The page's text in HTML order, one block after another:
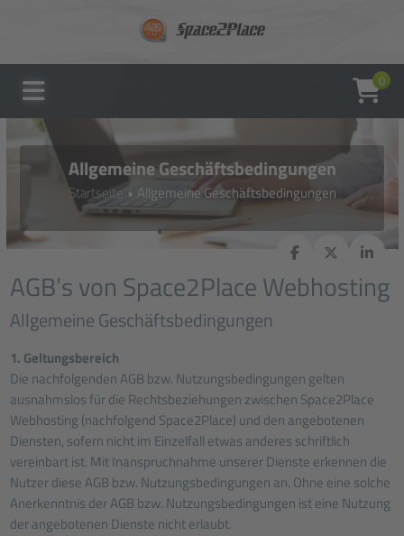
0
Allgemeine Geschäftsbedingungen
Startseite Allgemeine Geschäftsbedingungen
AGB’s von Space2Place Webhosting
Allgemeine Geschäftsbedingungen
1. Geltungsbereich
Die nachfolgenden AGB bzw. Nutzungsbedingungen gelten
ausnahmslos für die Rechtsbeziehungen zwischen Space2Place
Webhosting (nachfolgend Space2Place) und den angebotenen
Diensten, sofern nicht im Einzelfall etwas anderes schriftlich
vereinbart ist. Mit Inanspruchnahme unserer Dienste erkennen die
Nutzer diese AGB bzw. Nutzungsbedingungen an. Ohne eine solche
Anerkenntnis der AGB bzw. Nutzungsbedingungen ist eine Nutzung
der angebotenen Dienste nicht erlaubt.